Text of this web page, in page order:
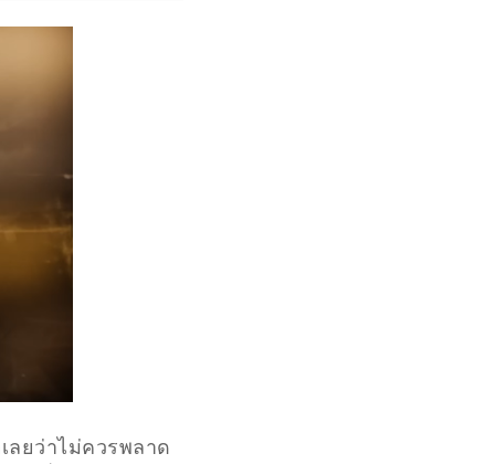
ลยว่าไม่ควรพลาด